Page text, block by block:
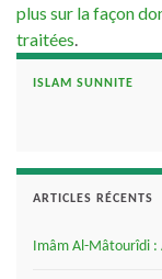
plus sur la façon
traitées
ISLAM SUNNITE
ARTICLES RÉCENTS
Imâm Al-Mâtourîdi :